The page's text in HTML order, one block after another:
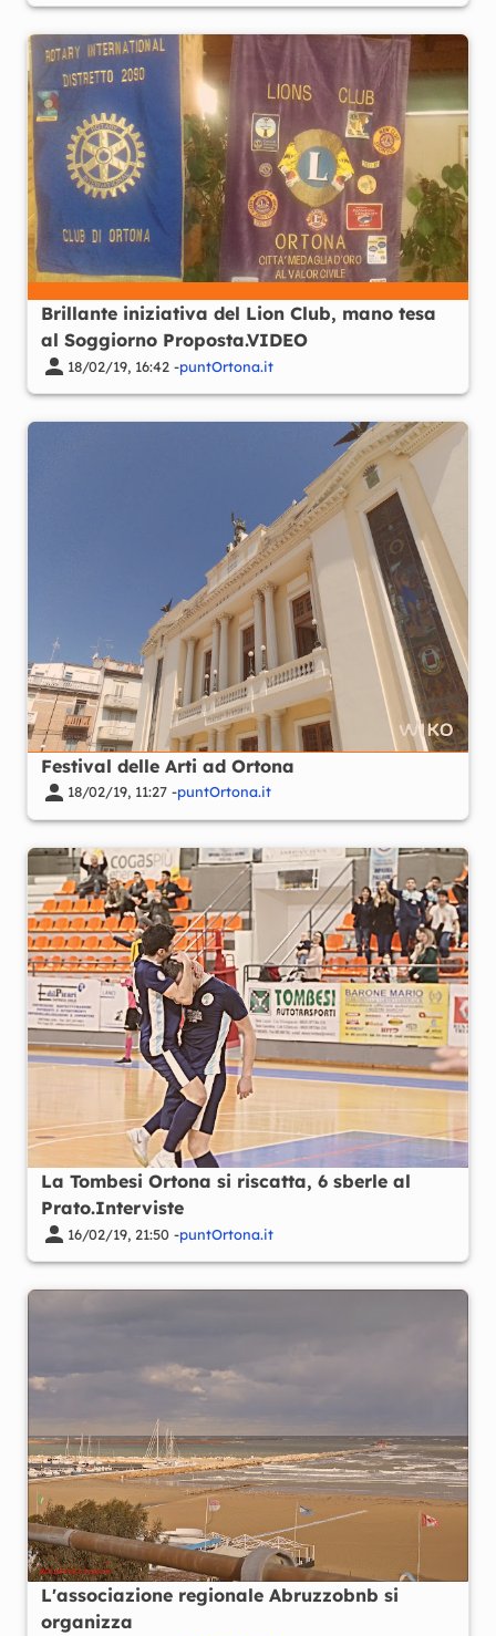
Brillante iniziativa del Lion Club, mano tesa
al Soggiorno Proposta.VIDEO
18/02/19, 16:42 -puntOrtona.it
Festival delle Arti ad Ortona
18/02/19, 11:27 -puntOrtona.it
La Tombesi Ortona si riscatta, 6 sberle al
Prato.Interviste
16/02/19, 21:50 -puntOrtona.it
L'associazione regionale Abruzzobnb si
organizza